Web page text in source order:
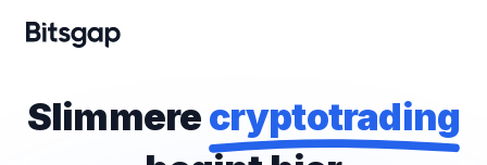
Slimmerecryptotrading